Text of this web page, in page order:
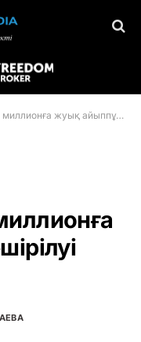
айыппұл кешірілуі мүмкін